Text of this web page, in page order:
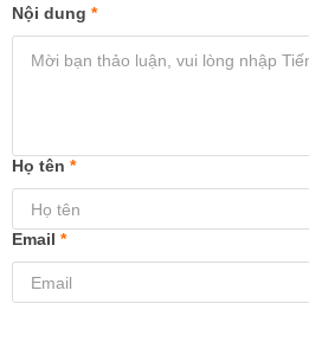
Nội dung *
Họ tên *
Email *